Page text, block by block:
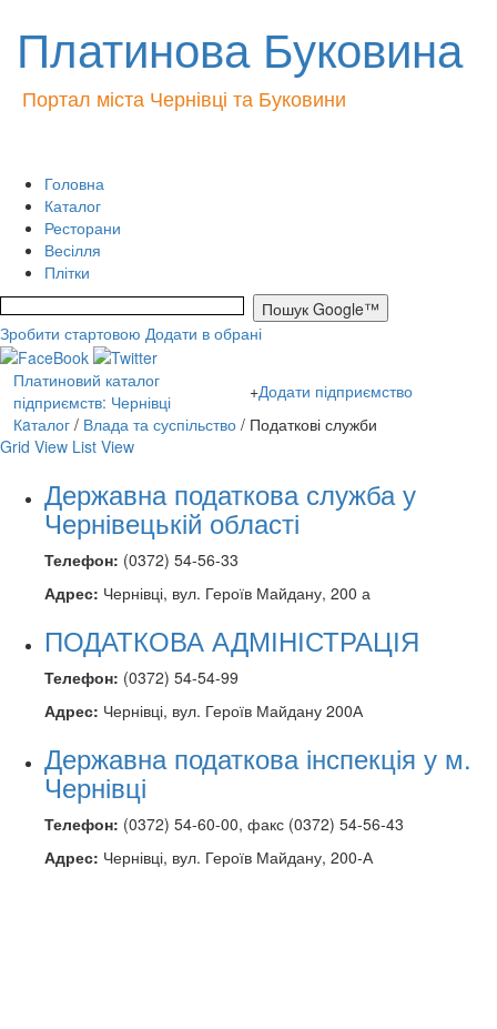
Платинова Буковина
Портал міста Чернівці та Буковини
Головна
Каталог
Ресторани
Весілля
Плітки
Зробити стартовою Додати в обрані
Платиновий каталог
підприємств: Чернівці
+Додати підприємство
Кaталог/ Влада та суспільство/ Податкові служби
Grid View List View
Державна податкова служба у
Чернівецькій області
Телефон: (0372) 54-56-33
Адрес: Чернівці, вул. Героїв Майдану, 200 а
ПОДАТКОВА АДМІНІСТРАЦІЯ
Телефон: (0372) 54-54-99
Адрес: Чернівці, вул. Героїв Майдану 200А
Державна податкова інспекція у м.
Чернівці
Телефон: (0372) 54-60-00, факс (0372) 54-56-43
Адрес: Чернівці, вул. Героїв Майдану, 200-А